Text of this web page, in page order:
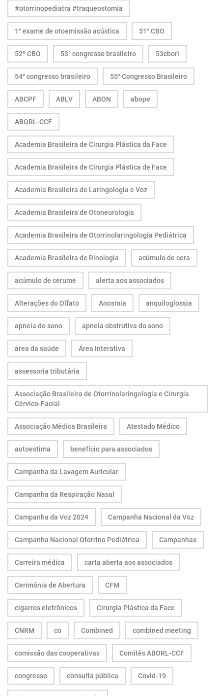
#otorrinopediatra #traqueostomia
1° exame de otoemissão acústica 51° CBO
52º CBO 53° congresso brasileiro 53cborl
54° congresso brasileiro 55° Congresso Brasileiro
ABCPF ABLV ABON abope
ABORL-CCF
Academia Brasileira de Cirurgia Plástica da Face
Academia Brasileira de Cirurgia Plástica de Face
Academia Brasileira de Laringologia e Voz
Academia Brasileira de Otoneurologia
Academia Brasileira de Otorrinolaringologia Pediátrica
Academia Brasileira de Rinologia acúmulo de cera
acúmulo de cerume alerta aos associados
Alterações do Olfato Anosmia anquiloglossia
apneia do sono apneia obstrutiva do sono
área da saúde Área Interativa
assessoria tributária
Associação Brasileira de Otorrinolaringologia e Cirurgia
Cérvico-Facial
Associação Médica Brasileira Atestado Médico
autoestima benefício para associados
Campanha da Lavagem Auricular
Campanha da Respiração Nasal
Campanha da Voz 2024 Campanha Nacional da Voz
Campanha Nacional Otorrino Pediátrica Campanhas
Carreira médica carta aberta aos associados
Cerimônia de Abertura CFM
cigarros eletrônicos Cirurgia Plástica da Face
CNRM co Combined combined meeting
comissão das cooperativas Comitês ABORL-CCF
congresso consulta pública Covid-19